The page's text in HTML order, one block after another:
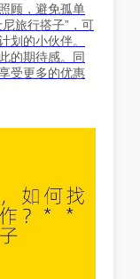
顾，避免孤单
旅行搭子”，可
划的小伙伴。
的期待感。同
受更多的优惠